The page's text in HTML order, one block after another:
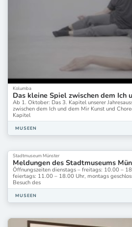
BG Berlinische Galerie
Barlach Kunstmuseum Wedel
Bauhaus-Museum Weimar
Belvedere Museum
Berlin
Brandenburgisches Landesmuseum für
Bröhan Museum
Bucerius Kunst Forum Hamburg
Bucerius Kunstforum
Bundeskunsthalle Bonn
Deichtorhallen Hamburg
Deutsches Fotomuseum
Deutsches Fotomuseum Markkleeberg
Deutsches Glasmalerei-Museum Linnich
Deutsches Historisches Museum
Deutsches Ledermuseum
Deutsches Romantik-Museum Frankfurt
Kolumba
Das kleine Spiel zwischen dem Ich
Ab 1. Oktober: Das 3. Kapitel unserer
zwischen dem Ich und dem Mir Kunst und
Kapitel
MUSEEN
Stadtmuseum Münster
Meldungen des Stadtmuseums
Öffnungszeiten dienstags – freitags: 10.00 –
feiertags: 11.00 – 18.00 Uhr, montags
Besuch des
MUSEEN